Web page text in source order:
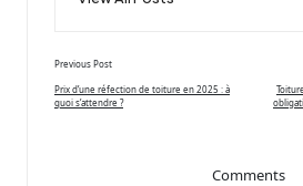
Post
navigation
Previous Post
Prix d’une réfection de toiture en 2025 : à
quoi s’attendre ?
Comments